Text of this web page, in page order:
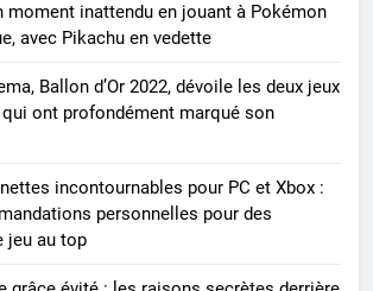
moment inattendu en jouant à Pokémon
avec Pikachu en vedette
Ballon d’Or 2022, dévoile les deux jeux
ont profondément marqué son
incontournables pour PC et Xbox :
personnelles pour des
jeu au top